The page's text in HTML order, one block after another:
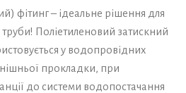
фітинг – ідеальне рішення для
Поліетиленовий затискний
у водопровідних
прокладки, при
до системи водопостачання